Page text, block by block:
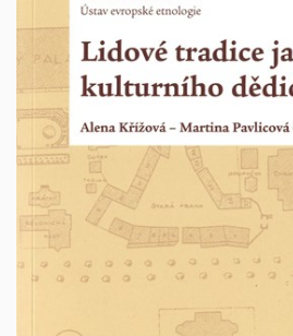
Autoři: Alena Křížová, Martina
Válka. Brno 2015. 311 stran.
Vyprodáno